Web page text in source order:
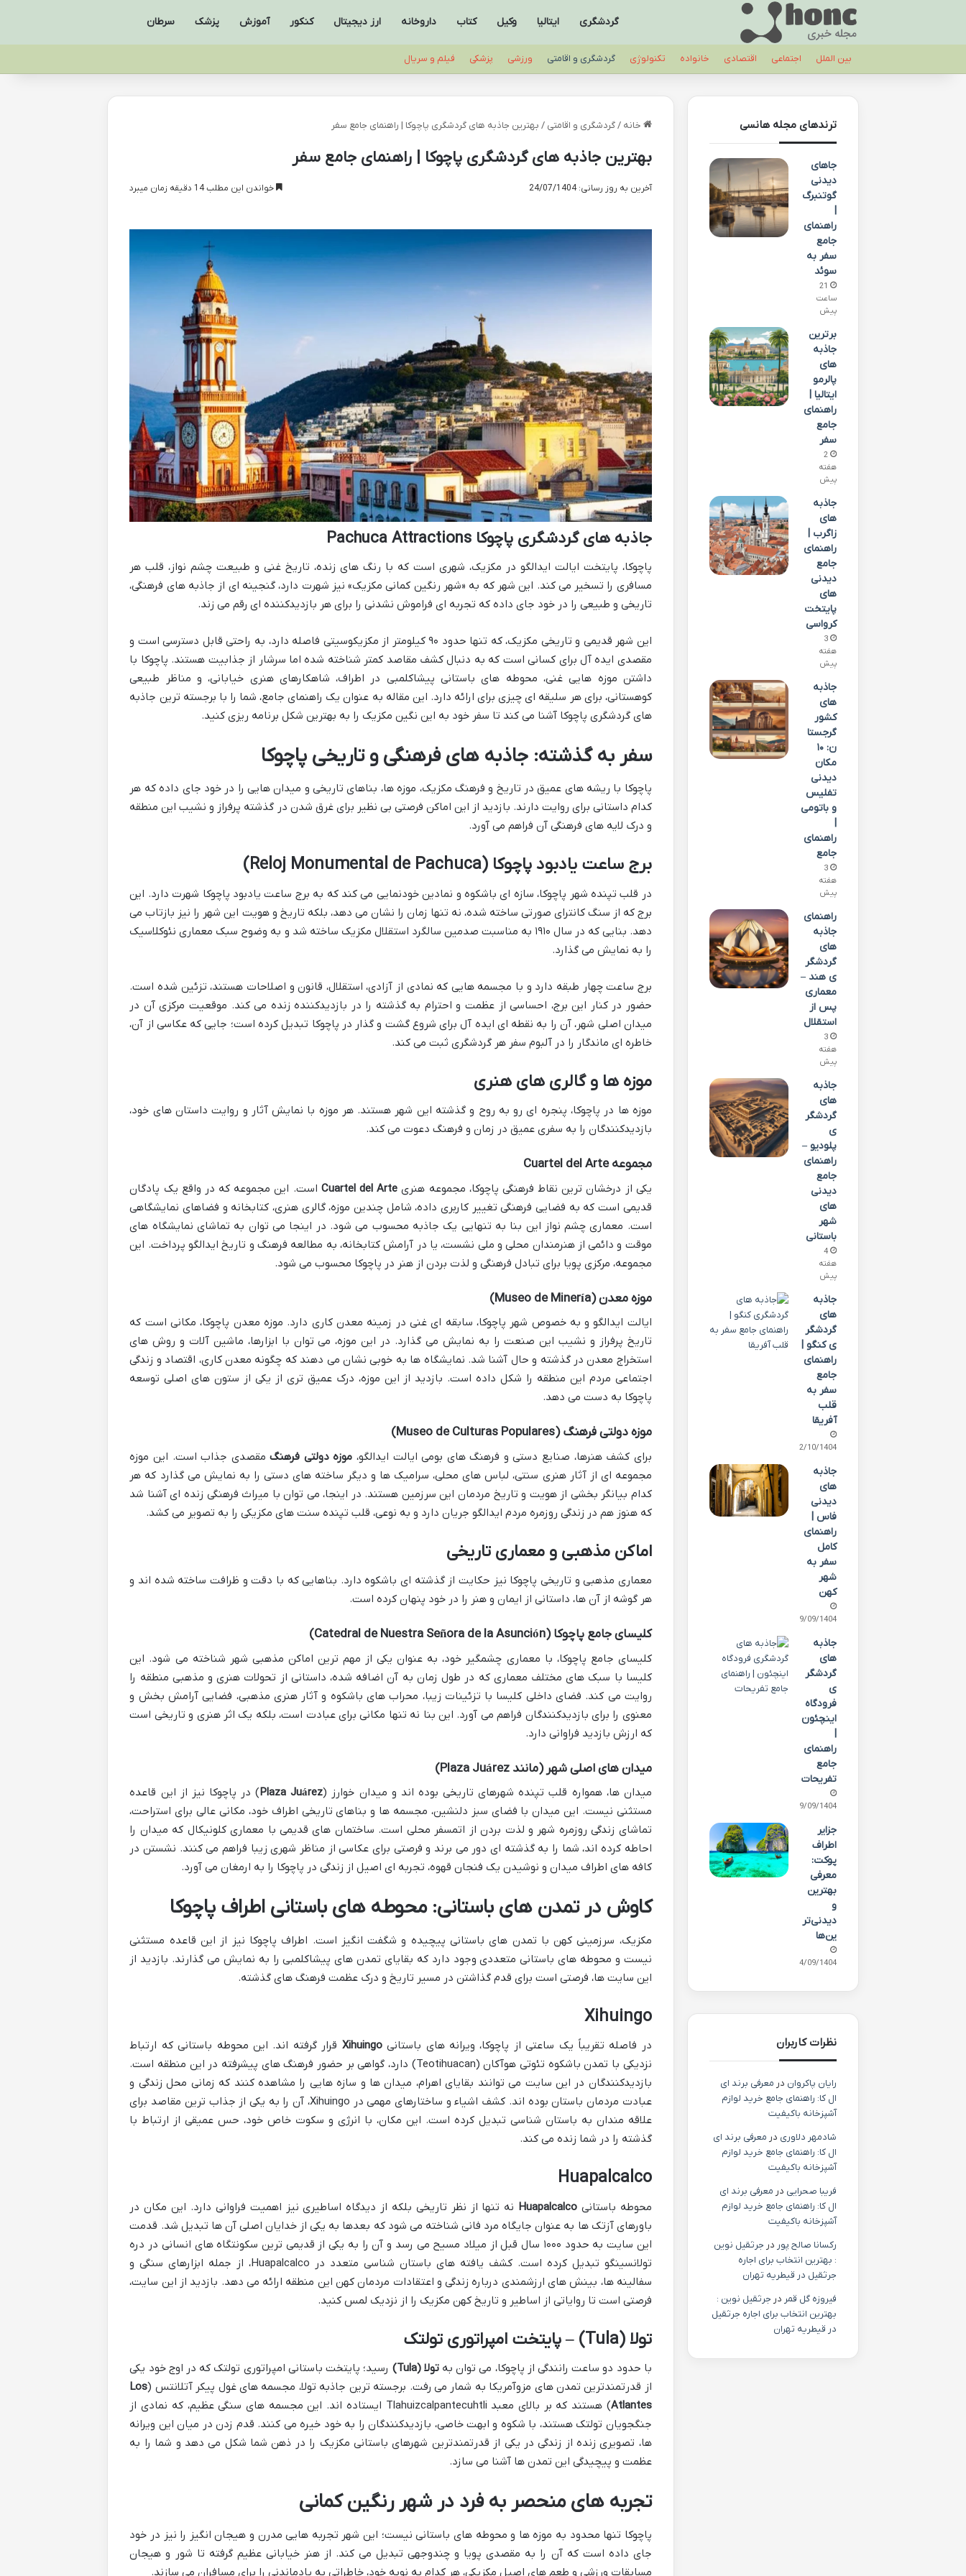
گردشگری ایتالیا وکیل کتاب داروخانه ارز دیجیتال کنکور آموزش پزشک سرطان
بین الملل اجتماعی اقتصادی خانواده تکنولوژی گردشگری و اقامتی ورزشی پزشکی فیلم و سریال
خانه /گردشگری و اقامتی / بهترین جاذبه های گردشگری پاچوکا | راهنمای جامع سفر
بهترین جاذبه های گردشگری پاچوکا | راهنمای جامع سفر
آخرین به روز رسانی: 24/07/1404 خواندن این مطلب 14 دقیقه زمان میبرد
جاذبه های گردشگری پاچوکا Pachuca Attractions
پاچوکا، پایتخت ایالت ایدالگو در مکزیک، شهری است که با رنگ های زنده، تاریخ غنی و طبیعت چشم نواز، قلب هر
مسافری را تسخیر می کند. این شهر که به «شهر رنگین کمانی مکزیک» نیز شهرت دارد، گنجینه ای از جاذبه های فرهنگی،
تاریخی و طبیعی را در خود جای داده که تجربه ای فراموش نشدنی را برای هر بازدیدکننده ای رقم می زند.
این شهر قدیمی و تاریخی مکزیک، که تنها حدود ۹۰ کیلومتر از مکزیکوسیتی فاصله دارد، به راحتی قابل دسترسی است و
مقصدی ایده آل برای کسانی است که به دنبال کشف مقاصد کمتر شناخته شده اما سرشار از جذابیت هستند. پاچوکا با
داشتن موزه هایی غنی، محوطه های باستانی پیشاکلمبی در اطراف، شاهکارهای هنری خیابانی، و مناظر طبیعی
کوهستانی، برای هر سلیقه ای چیزی برای ارائه دارد. این مقاله به عنوان یک راهنمای جامع، شما را با برجسته ترین جاذبه
های گردشگری پاچوکا آشنا می کند تا سفر خود به این نگین مکزیک را به بهترین شکل برنامه ریزی کنید.
سفر به گذشته: جاذبه های فرهنگی و تاریخی پاچوکا
پاچوکا با ریشه های عمیق در تاریخ و فرهنگ مکزیک، موزه ها، بناهای تاریخی و میدان هایی را در خود جای داده که هر
کدام داستانی برای روایت دارند. بازدید از این اماکن فرصتی بی نظیر برای غرق شدن در گذشته پرفراز و نشیب این منطقه
و درک لایه های فرهنگی آن فراهم می آورد.
برج ساعت یادبود پاچوکا (Reloj Monumental de Pachuca)
در قلب تپنده شهر پاچوکا، سازه ای باشکوه و نمادین خودنمایی می کند که به برج ساعت یادبود پاچوکا شهرت دارد. این
برج که از سنگ کانترای صورتی ساخته شده، نه تنها زمان را نشان می دهد، بلکه تاریخ و هویت این شهر را نیز بازتاب می
دهد. بنایی که در سال ۱۹۱۰ به مناسبت صدمین سالگرد استقلال مکزیک ساخته شد و به وضوح سبک معماری نئوکلاسیک
را به نمایش می گذارد.
برج ساعت چهار طبقه دارد و با مجسمه هایی که نمادی از آزادی، استقلال، قانون و اصلاحات هستند، تزئین شده است.
حضور در کنار این برج، احساسی از عظمت و احترام به گذشته را در بازدیدکننده زنده می کند. موقعیت مرکزی آن در
میدان اصلی شهر، آن را به نقطه ای ایده آل برای شروع گشت و گذار در پاچوکا تبدیل کرده است؛ جایی که عکاسی از آن،
خاطره ای ماندگار را در آلبوم سفر هر گردشگری ثبت می کند.
موزه ها و گالری های هنری
موزه ها در پاچوکا، پنجره ای رو به روح و گذشته این شهر هستند. هر موزه با نمایش آثار و روایت داستان های خود،
بازدیدکنندگان را به سفری عمیق در زمان و فرهنگ دعوت می کند.
مجموعه Cuartel del Arte
یکی از درخشان ترین نقاط فرهنگی پاچوکا، مجموعه هنری Cuartel del Arte است. این مجموعه که در واقع یک پادگان
قدیمی است که به فضایی فرهنگی تغییر کاربری داده، شامل چندین موزه، گالری هنری، کتابخانه و فضاهای نمایشگاهی
است. معماری چشم نواز این بنا به تنهایی یک جاذبه محسوب می شود. در اینجا می توان به تماشای نمایشگاه های
موقت و دائمی از هنرمندان محلی و ملی نشست، یا در آرامش کتابخانه، به مطالعه فرهنگ و تاریخ ایدالگو پرداخت. این
مجموعه، مرکزی پویا برای تبادل فرهنگی و لذت بردن از هنر در پاچوکا محسوب می شود.
موزه معدن (Museo de Minería)
ایالت ایدالگو و به خصوص شهر پاچوکا، سابقه ای غنی در زمینه معدن کاری دارد. موزه معدن پاچوکا، مکانی است که
تاریخ پرفراز و نشیب این صنعت را به نمایش می گذارد. در این موزه، می توان با ابزارها، ماشین آلات و روش های
استخراج معدن در گذشته و حال آشنا شد. نمایشگاه ها به خوبی نشان می دهند که چگونه معدن کاری، اقتصاد و زندگی
اجتماعی مردم این منطقه را شکل داده است. بازدید از این موزه، درک عمیق تری از یکی از ستون های اصلی توسعه
پاچوکا به دست می دهد.
موزه دولتی فرهنگ (Museo de Culturas Populares)
برای کشف هنرها، صنایع دستی و فرهنگ های بومی ایالت ایدالگو، موزه دولتی فرهنگمقصدی جذاب است. این موزه
مجموعه ای از آثار هنری سنتی، لباس های محلی، سرامیک ها و دیگر ساخته های دستی را به نمایش می گذارد که هر
کدام بیانگر بخشی از هویت و تاریخ مردمان این سرزمین هستند. در اینجا، می توان با میراث فرهنگی زنده ای آشنا شد
که هنوز هم در زندگی روزمره مردم ایدالگو جریان دارد و به نوعی، قلب تپنده سنت های مکزیکی را به تصویر می کشد.
اماکن مذهبی و معماری تاریخی
معماری مذهبی و تاریخی پاچوکا نیز حکایت از گذشته ای باشکوه دارد. بناهایی که با دقت و ظرافت ساخته شده اند و
هر گوشه از آن ها، داستانی از ایمان و هنر را در خود پنهان کرده است.
کلیسای جامع پاچوکا (Catedral de Nuestra Señora de la Asunción)
کلیسای جامع پاچوکا، با معماری چشمگیر خود، به عنوان یکی از مهم ترین اماکن مذهبی شهر شناخته می شود. این
کلیسا با سبک های مختلف معماری که در طول زمان به آن اضافه شده، داستانی از تحولات هنری و مذهبی منطقه را
روایت می کند. فضای داخلی کلیسا با تزئینات زیبا، محراب های باشکوه و آثار هنری مذهبی، فضایی آرامش بخش و
معنوی را برای بازدیدکنندگان فراهم می آورد. این بنا نه تنها مکانی برای عبادت است، بلکه یک اثر هنری و تاریخی است
که ارزش بازدید فراوانی دارد.
میدان های اصلی شهر (مانند Plaza Juárez)
میدان ها، همواره قلب تپنده شهرهای تاریخی بوده اند و میدان خوارز (Plaza Juárez) در پاچوکا نیز از این قاعده
مستثنی نیست. این میدان با فضای سبز دلنشین، مجسمه ها و بناهای تاریخی اطراف خود، مکانی عالی برای استراحت،
تماشای زندگی روزمره شهر و لذت بردن از اتمسفر محلی است. ساختمان های قدیمی با معماری کلونیکال که میدان را
احاطه کرده اند، شما را به گذشته ای دور می برند و فرصتی برای عکاسی از مناظر شهری زیبا فراهم می کنند. نشستن در
کافه های اطراف میدان و نوشیدن یک فنجان قهوه، تجربه ای اصیل از زندگی در پاچوکا را به ارمغان می آورد.
کاوش در تمدن های باستانی: محوطه های باستانی اطراف پاچوکا
مکزیک، سرزمینی کهن با تمدن های باستانی پیچیده و شگفت انگیز است. اطراف پاچوکا نیز از این قاعده مستثنی
نیست و محوطه های باستانی متعددی وجود دارد که بقایای تمدن های پیشاکلمبی را به نمایش می گذارند. بازدید از
این سایت ها، فرصتی است برای قدم گذاشتن در مسیر تاریخ و درک عظمت فرهنگ های گذشته.
Xihuingo
در فاصله تقریباً یک ساعتی از پاچوکا، ویرانه های باستانیXihuingo قرار گرفته اند. این محوطه باستانی که ارتباط
نزدیکی با تمدن باشکوه تئوتی هوآکان (Teotihuacan) دارد، گواهی بر حضور فرهنگ های پیشرفته در این منطقه است.
بازدیدکنندگان در این سایت می توانند بقایای اهرام، میدان ها و سازه هایی را مشاهده کنند که زمانی محل زندگی و
عبادت مردمان باستان بوده اند. کشف اشیاء و ساختارهای مهمی در Xihuingo، آن را به یکی از جذاب ترین مقاصد برای
علاقه مندان به باستان شناسی تبدیل کرده است. این مکان، با انرژی و سکوت خاص خود، حس عمیقی از ارتباط با
گذشته را در شما زنده می کند.
Huapalcalco
محوطه باستانی Huapalcalco نه تنها از نظر تاریخی بلکه از دیدگاه اساطیری نیز اهمیت فراوانی دارد. این مکان در
باورهای آزتک ها به عنوان جایگاه مرد فانی شناخته می شود که بعدها به یکی از خدایان اصلی آن ها تبدیل شد. قدمت
این سایت به حدود ۱۰۰۰ سال قبل از میلاد مسیح می رسد و آن را به یکی از قدیمی ترین سکونتگاه های انسانی در دره
تولانسینگو تبدیل کرده است. کشف یافته های باستان شناسی متعدد در Huapalcalco، از جمله ابزارهای سنگی و
سفالینه ها، بینش های ارزشمندی درباره زندگی و اعتقادات مردمان کهن این منطقه ارائه می دهد. بازدید از این سایت،
فرصتی است تا روایاتی از اساطیر و تاریخ کهن مکزیک را از نزدیک لمس کنید.
تولا (Tula) – پایتخت امپراتوری تولتک
با حدود دو ساعت رانندگی از پاچوکا، می توان بهتولا (Tula)
رسید؛ پایتخت باستانی امپراتوری تولتک که در اوج خود یکی
از قدرتمندترین تمدن های مزوآمریکا به شمار می رفت. برجسته ترین جاذبه تولا، مجسمه های غول پیکر آتلانتس (Los
Atlantes
) هستند که بر بالای معبد Tlahuizcalpantecuhtli ایستاده اند. این مجسمه های سنگی عظیم، که نمادی از
جنگجویان تولتک هستند، با شکوه و ابهت خاصی، بازدیدکنندگان را به خود خیره می کنند. قدم زدن در میان این ویرانه
ها، تصویری زنده از زندگی در یکی از قدرتمندترین شهرهای باستانی مکزیک را در ذهن شما شکل می دهد و شما را به
عظمت و پیچیدگی این تمدن ها آشنا می سازد.
تجربه های منحصر به فرد در شهر رنگین کمانی
پاچوکا تنها محدود به موزه ها و محوطه های باستانی نیست؛ این شهر تجربه هایی مدرن و هیجان انگیز را نیز در خود
جای داده است که آن را به مقصدی پویا و چندوجهی تبدیل می کند. از هنر خیابانی عظیم گرفته تا شور و هیجان
مسابقات ورزشی و طعم های اصیل مکزیکی، هر کدام به نوبه خود، خاطراتی به یادماندنی را برای مسافران می سازند.
ترندهای مجله هانسی
جاهای
دیدنی
گوتنبرگ
|
راهنمای
جامع
سفر به
سوئد
21
ساعت
پیش
برترین
جاذبه
های
پالرمو
ایتالیا |
راهنمای
جامع
سفر
2
هفته
پیش
جاذبه
های
زاگرب |
راهنمای
جامع
دیدنی
های
پایتخت
کرواسی
3
هفته
پیش
جاذبه
های
کشور
گرجستا
ن: ۱۰
مکان
دیدنی
تفلیس
و باتومی
|
راهنمای
جامع
3
هفته
پیش
راهنمای
جاذبه
های
گردشگر
ی هند –
معماری
پس از
استقلال
3
هفته
پیش
جاذبه
های
گردشگر
ی
پلودیو –
راهنمای
جامع
دیدنی
های
شهر
باستانی
4
هفته
پیش
جاذبه
های
گردشگر
ی کنگو |
راهنمای
جامع
سفر به
قلب
آفریقا
02/10/1404
جاذبه
های
دیدنی
فاس |
راهنمای
کامل
سفر به
شهر
کهن
29/09/1404
جاذبه
های
گردشگر
ی
فرودگاه
اینچئون
|
راهنمای
جامع
تفریحات
29/09/1404
جزایر
اطراف
پوکت:
معرفی
بهترین
و
دیدنی‌تر
ین‌ها
24/09/1404
نظرات کاربران
رایان پاکروان در معرفی برند ای
ال کا: راهنمای جامع خرید لوازم
آشپزخانه باکیفیت
شادمهر دلاوری در معرفی برند ای
ال کا: راهنمای جامع خرید لوازم
آشپزخانه باکیفیت
فریبا صحرایی در معرفی برند ای
ال کا: راهنمای جامع خرید لوازم
آشپزخانه باکیفیت
رکسانا صالح پور در جرثقیل نوین
: بهترین انتخاب برای اجاره
جرثقیل در قیطریه تهران
فیروزه گل قمر در جرثقیل نوین :
بهترین انتخاب برای اجاره جرثقیل
در قیطریه تهران